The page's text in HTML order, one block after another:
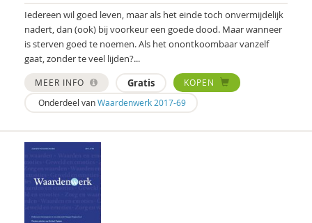
Abdelilah Ljamai
Anja Machielse
Erna Molenaar
Aisia Okma
Jurriën ood
Iedereen wil goed leven, maar als het einde toch onvermijdelijk
nadert, dan (ook) bij voorkeur een goede dood. Maar wanneer
is sterven goed te noemen. Als het onontkoombaar vanzelf
gaat, zonder te veel lijden?...
MEER INFO Gratis
KOPEN
Onderdeel vanWaardenwerk 2017-69